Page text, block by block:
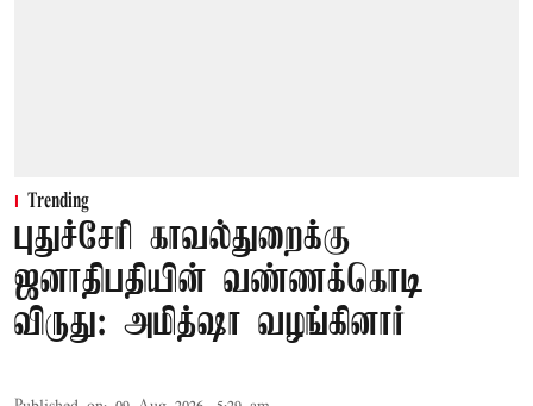
Trending
புதுச்சேரி காவல்துறைக்கு
ஜனாதிபதியின் வண்ணக்கொடி
விருது: அமித்ஷா வழங்கினார்